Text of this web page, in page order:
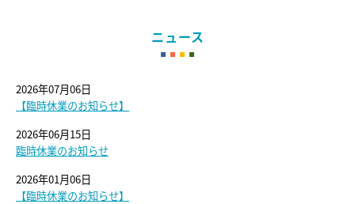
ニュース
2026年07月06日
【臨時休業のお知らせ】
2026年06月15日
臨時休業のお知らせ
2026年01月06日
【臨時休業のお知らせ】